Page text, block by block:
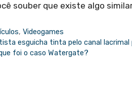
souber que existe algo
,Videogames
esguicha tinta pelo canal lacrimal
foi o caso Watergate?